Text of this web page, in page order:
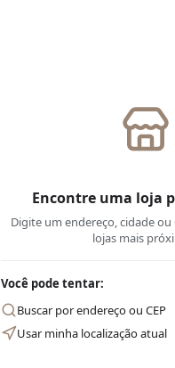
Encontre uma loja
Digite um endereço, cidade ou
lojas mais
Você pode tentar:
Buscar por endereço ou CEP
Usar minha localização atual